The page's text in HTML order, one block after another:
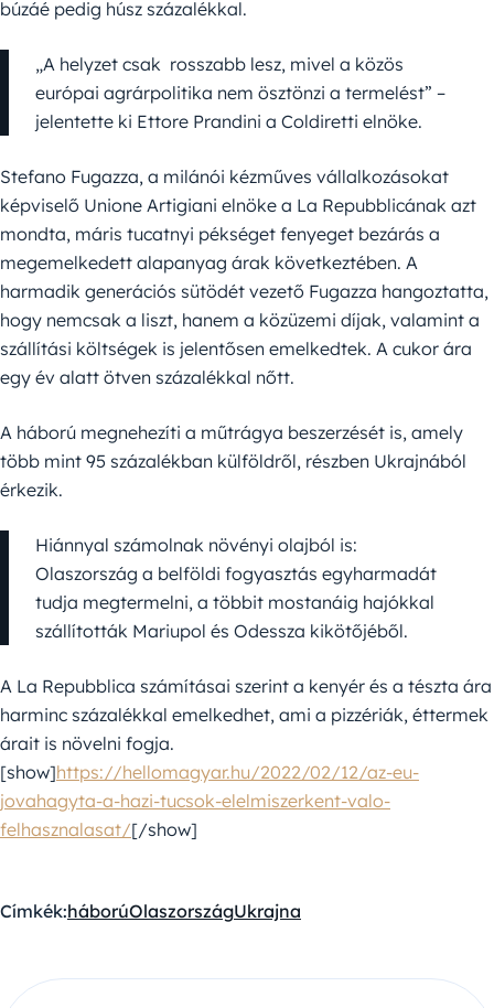
búzáé pedig húsz százalékkal.
„A helyzet csak rosszabb lesz, mivel a közös
európai agrárpolitika nem ösztönzi a termelést” –
jelentette ki Ettore Prandini a Coldiretti elnöke.
Stefano Fugazza, a milánói kézműves vállalkozásokat
képviselő Unione Artigiani elnöke a La Repubblicának azt
mondta, máris tucatnyi pékséget fenyeget bezárás a
megemelkedett alapanyag árak következtében. A
harmadik generációs sütödét vezető Fugazza hangoztatta,
hogy nemcsak a liszt, hanem a közüzemi díjak, valamint a
szállítási költségek is jelentősen emelkedtek. A cukor ára
egy év alatt ötven százalékkal nőtt.
A háború megnehezíti a műtrágya beszerzését is, amely
több mint 95 százalékban külföldről, részben Ukrajnából
érkezik.
Hiánnyal számolnak növényi olajból is:
Olaszország a belföldi fogyasztás egyharmadát
tudja megtermelni, a többit mostanáig hajókkal
szállították Mariupol és Odessza kikötőjéből.
A La Repubblica számításai szerint a kenyér és a tészta ára
harminc százalékkal emelkedhet, ami a pizzériák, éttermek
árait is növelni fogja.
[show]https://hellomagyar.hu/2022/02/12/az-eu-
jovahagyta-a-hazi-tucsok-elelmiszerkent-valo-
felhasznalasat/[/show]
Címkék:háborúOlaszországUkrajna